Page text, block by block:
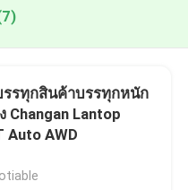
รรทุกสินค้าบรรทุกหนัก
Changan Lantop
Auto AWD